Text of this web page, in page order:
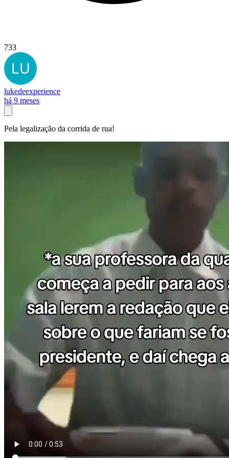
733
lukedeexperience
há 9 meses
Pela legalização da corrida de rua!